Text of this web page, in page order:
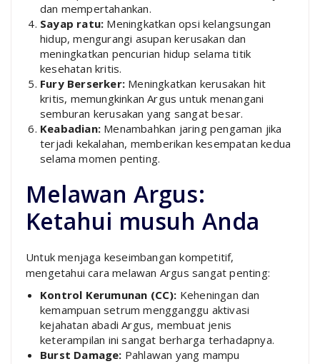
dan mempertahankan.
Sayap ratu: Meningkatkan opsi kelangsungan
hidup, mengurangi asupan kerusakan dan
meningkatkan pencurian hidup selama titik
kesehatan kritis.
Fury Berserker: Meningkatkan kerusakan hit
kritis, memungkinkan Argus untuk menangani
semburan kerusakan yang sangat besar.
Keabadian: Menambahkan jaring pengaman jika
terjadi kekalahan, memberikan kesempatan kedua
selama momen penting.
Melawan Argus:
Ketahui musuh Anda
Untuk menjaga keseimbangan kompetitif,
mengetahui cara melawan Argus sangat penting:
Kontrol Kerumunan (CC): Keheningan dan
kemampuan setrum mengganggu aktivasi
kejahatan abadi Argus, membuat jenis
keterampilan ini sangat berharga terhadapnya.
Burst Damage: Pahlawan yang mampu